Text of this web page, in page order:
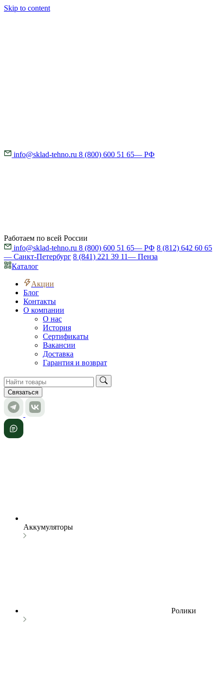
Skip to content
info@sklad-tehno.ru 8 (800) 600 51 65— РФ
Работаем по всей России
info@sklad-tehno.ru 8 (800) 600 51 65— РФ 8 (812) 642 60 65
— Санкт-Петербург 8 (841) 221 39 11— Пенза
Каталог
Акции
Блог
Контакты
О компании
О нас
История
Сертификаты
Вакансии
Доставка
Гарантия и возврат
Связаться
Аккумуляторы
Ролики